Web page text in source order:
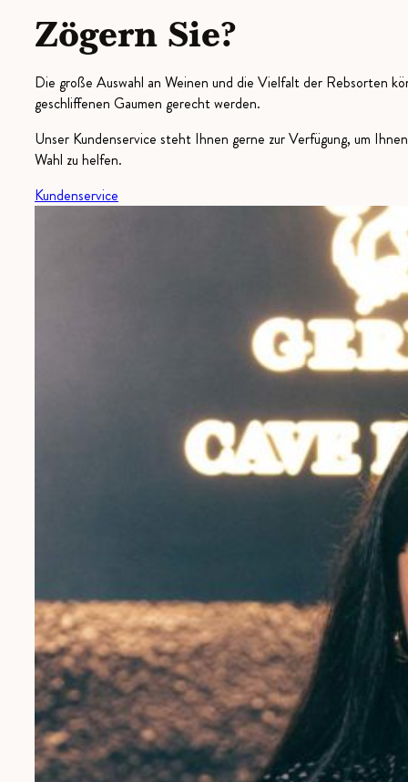
Zögern Sie?
Die große Auswahl an Weinen und die Vielfalt der Rebsorten
geschliffenen Gaumen gerecht werden.
Unser Kundenservice steht Ihnen gerne zur Verfügung, um
Wahl zu helfen.
Kundenservice